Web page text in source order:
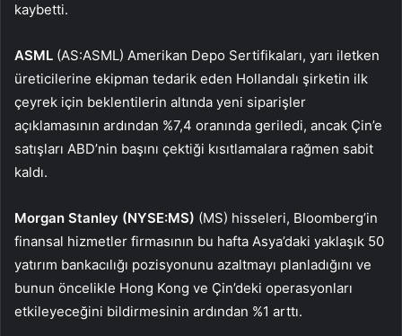
kaybetti.
ASML (AS:ASML) Amerikan Depo Sertifikaları, yarı iletken
üreticilerine ekipman tedarik eden Hollandalı şirketin ilk
çeyrek için beklentilerin altında yeni siparişler
açıklamasının ardından %7,4 oranında geriledi, ancak Çin’e
satışları ABD’nin başını çektiği kısıtlamalara rağmen sabit
kaldı.
Morgan Stanley (NYSE:MS) (MS) hisseleri, Bloomberg’in
finansal hizmetler firmasının bu hafta Asya’daki yaklaşık 50
yatırım bankacılığı pozisyonunu azaltmayı planladığını ve
bunun öncelikle Hong Kong ve Çin’deki operasyonları
etkileyeceğini bildirmesinin ardından %1 arttı.